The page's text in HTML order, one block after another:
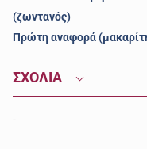
(ζωντανός)
Πρώτη αναφορά
ΣΧΟΛΙΑ
-